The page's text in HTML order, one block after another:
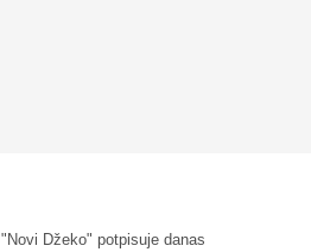
"Novi Džeko" potpisuje danas